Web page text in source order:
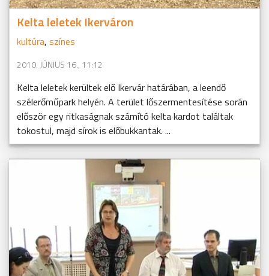
Kelta leletek Ikerváron
kultúra, színes
2010. JÚNIUS 16., 11:12
Kelta leletek kerültek elő Ikervár határában, a leendő
szélerőműpark helyén. A terület lőszermentesítése során
először egy ritkaságnak számító kelta kardot találtak
tokostul, majd sírok is előbukkantak. ...